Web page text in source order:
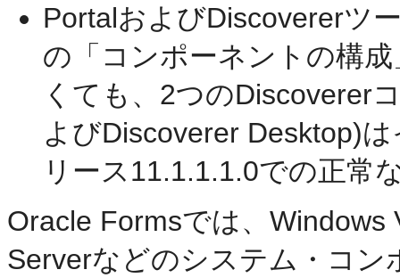
PortalおよびDiscovererツ
の「コンポーネントの構
くても、2つのDiscoverer
よびDiscoverer Desktop)
リース11.1.1.1.0での正常
Oracle Formsでは、Windows
Serverなどのシステム・コ